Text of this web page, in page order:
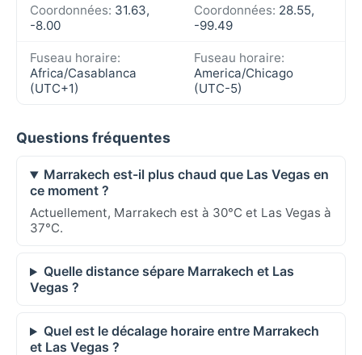
Coordonnées: 31.63,
-8.00
Coordonnées: 28.55,
-99.49
Fuseau horaire:
Africa/Casablanca
(UTC+1)
Fuseau horaire:
America/Chicago
(UTC-5)
Questions fréquentes
Marrakech est-il plus chaud que Las Vegas en
ce moment ?
Actuellement, Marrakech est à 30°C et Las Vegas à
37°C.
Quelle distance sépare Marrakech et Las
Vegas ?
Quel est le décalage horaire entre Marrakech
et Las Vegas ?